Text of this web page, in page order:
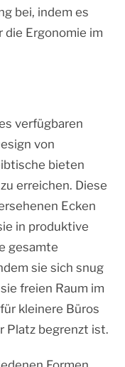
bei, indem es
die Ergonomie im
verfügbaren
von
bieten
erreichen. Diese
Ecken
in produktive
gesamte
sie sich snug
freien Raum im
kleinere Büros
Platz begrenzt ist.